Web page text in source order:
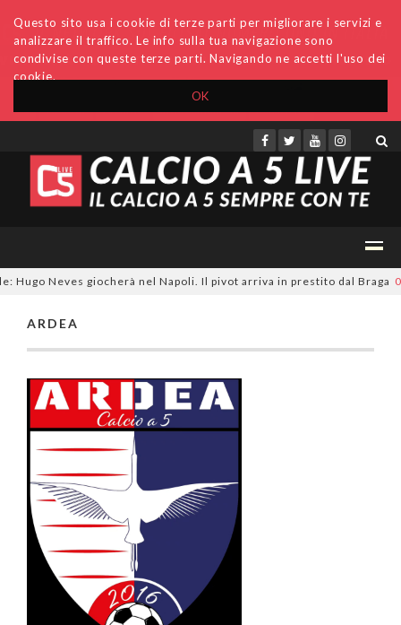
OK
Questo sito usa i cookie di terze parti per migliorare i servizi e
analizzare il traffico. Le info sulla tua navigazione sono
condivise con queste terze parti. Navigando ne accetti l'uso dei
cookie.
Accedi Archivio Invio comunicati Redazione
Neves giocherà nel Napoli. Il pivot arriva in prestito dal Braga
ARDEA